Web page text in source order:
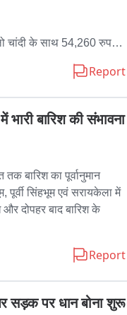
चांदी के साथ 54,260 रुपए
साथ ले गया।
दांतू बाजार टांड़ के मड़ई मंदिर
घटना को अंजाम दिया. घर
10 किलो चांदी के आभूषण,
का एनवीआर, वाई-फाई
आवेदन देकर प्राथमिकी दर्ज
अगस्त को कैलाश कुमार
के कारण रात में घर नहीं लौट
ताले टूटे मिले और सामान
Report
बारिश की संभावना
बारिश का पूर्वानुमान
पूर्वी सिंहभूम एवं सरायकेला में
दोपहर बाद बारिश के
Report
सड़क पर धान बोना शुरू